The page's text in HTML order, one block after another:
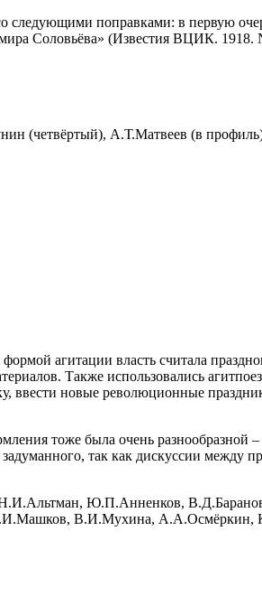
следующими поправками: в первую
Соловьёва» (Известия ВЦИК. 1918.
(четвёртый), А.Т.Матвеев (в
агитации власть считала
Также использовались
ввести новые революционные
тоже была очень разнообразной
так как дискуссии между
Н.И.Альтман, Ю.П.Анненков,
В.И.Мухина, А.А.Осмёркин,